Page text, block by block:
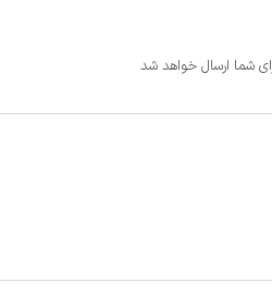
شما ارسال خواهد شد